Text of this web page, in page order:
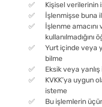
Kişisel verilerinin
İşlenmişse buna
İşlenme amacını
kullanılmadığını
Yurt içinde veya
bilme
Eksik veya
KVKK’ya uygun
isteme
Bu işlemlerin